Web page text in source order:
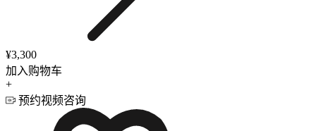
¥3,300
加入购物车
+
预约视频咨询